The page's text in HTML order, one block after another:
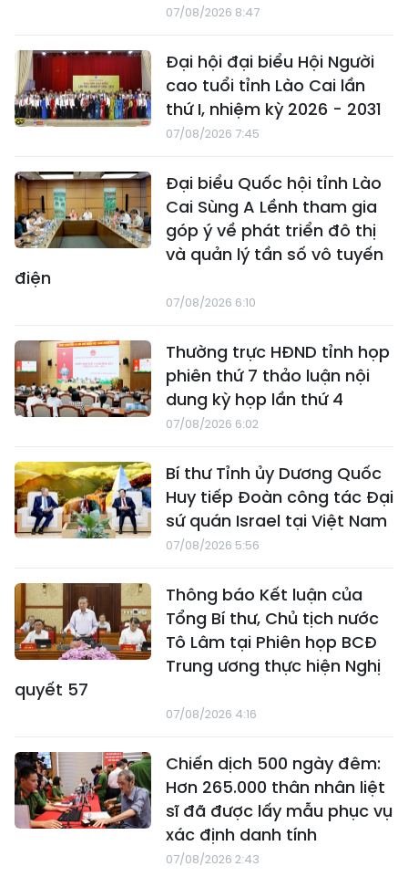
07/08/2026 8:47
Đại hội đại biểu Hội Người
cao tuổi tỉnh Lào Cai lần
thứ I, nhiệm kỳ 2026 - 2031
07/08/2026 7:45
Đại biểu Quốc hội tỉnh Lào
Cai Sùng A Lềnh tham gia
góp ý về phát triển đô thị
và quản lý tần số vô tuyến
điện
07/08/2026 6:10
Thường trực HĐND tỉnh họp
phiên thứ 7 thảo luận nội
dung kỳ họp lần thứ 4
07/08/2026 6:02
Bí thư Tỉnh ủy Dương Quốc
Huy tiếp Đoàn công tác Đại
sứ quán Israel tại Việt Nam
07/08/2026 5:56
Thông báo Kết luận của
Tổng Bí thư, Chủ tịch nước
Tô Lâm tại Phiên họp BCĐ
Trung ương thực hiện Nghị
quyết 57
07/08/2026 4:16
Chiến dịch 500 ngày đêm:
Hơn 265.000 thân nhân liệt
sĩ đã được lấy mẫu phục vụ
xác định danh tính
07/08/2026 2:43